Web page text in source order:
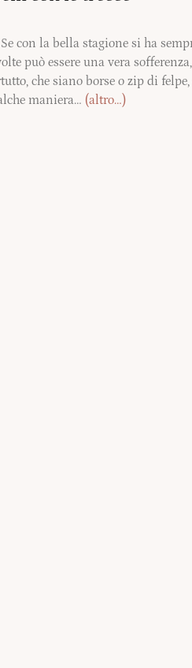
con la bella stagione si ha
può essere una vera
che siano borse o zip di
maniera… (altro…)